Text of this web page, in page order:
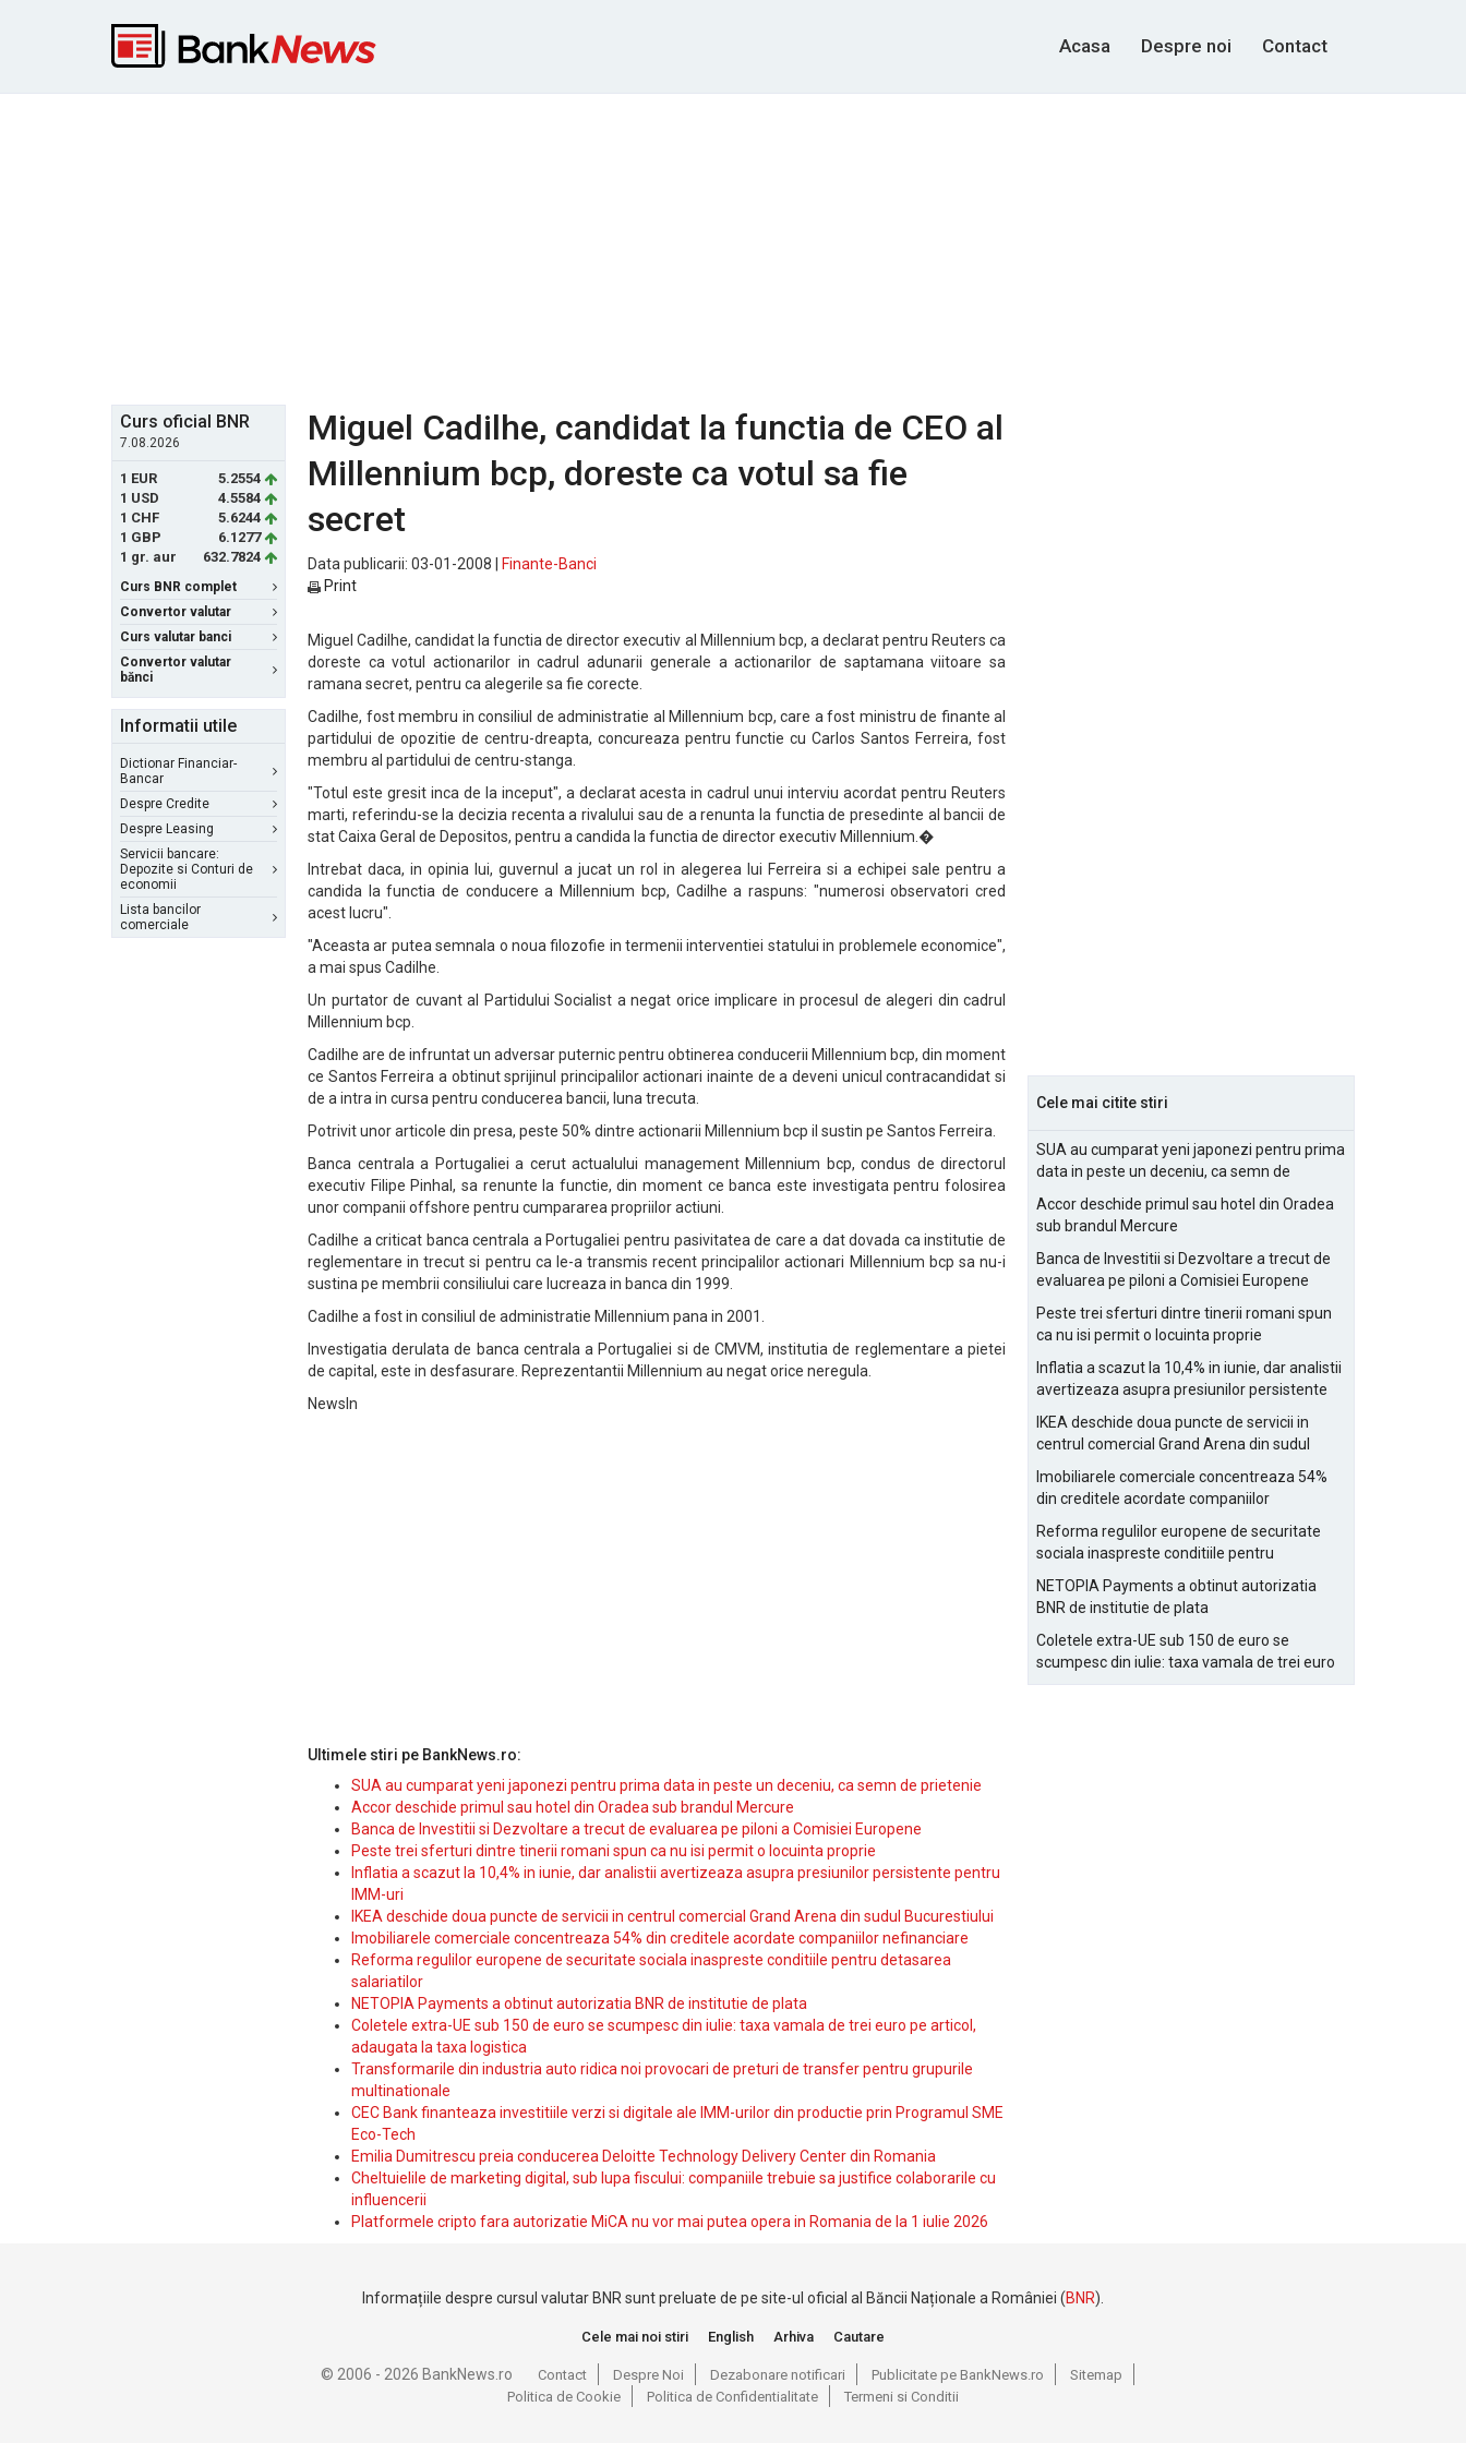
Acasa Despre noi Contact
Curs oficial BNR
7.08.2026
1 EUR
5.2554
1 USD
4.5584
1 CHF
5.6244
1 GBP
6.1277
1 gr. aur
632.7824
Curs BNR complet
Convertor valutar
Curs valutar banci
Convertor valutar
bănci
Informatii utile
Dictionar Financiar-
Bancar
Despre Credite
Despre Leasing
Servicii bancare:
Depozite si Conturi de
economii
Lista bancilor
comerciale
Miguel Cadilhe, candidat la functia de CEO al
Millennium bcp, doreste ca votul sa fie
secret
Data publicarii: 03-01-2008 |
Finante-Banci
Print
Miguel Cadilhe, candidat la functia de director executiv al Millennium bcp, a declarat pentru Reuters ca
doreste ca votul actionarilor in cadrul adunarii generale a actionarilor de saptamana viitoare sa
ramana secret, pentru ca alegerile sa fie corecte.
Cadilhe, fost membru in consiliul de administratie al Millennium bcp, care a fost ministru de finante al
partidului de opozitie de centru-dreapta, concureaza pentru functie cu Carlos Santos Ferreira, fost
membru al partidului de centru-stanga.
"Totul este gresit inca de la inceput", a declarat acesta in cadrul unui interviu acordat pentru Reuters
marti, referindu-se la decizia recenta a rivalului sau de a renunta la functia de presedinte al bancii de
stat Caixa Geral de Depositos, pentru a candida la functia de director executiv Millennium.�
Intrebat daca, in opinia lui, guvernul a jucat un rol in alegerea lui Ferreira si a echipei sale pentru a
candida la functia de conducere a Millennium bcp, Cadilhe a raspuns: "numerosi observatori cred
acest lucru".
"Aceasta ar putea semnala o noua filozofie in termenii interventiei statului in problemele economice",
a mai spus Cadilhe.
Un purtator de cuvant al Partidului Socialist a negat orice implicare in procesul de alegeri din cadrul
Millennium bcp.
Cadilhe are de infruntat un adversar puternic pentru obtinerea conducerii Millennium bcp, din moment
ce Santos Ferreira a obtinut sprijinul principalilor actionari inainte de a deveni unicul contracandidat si
de a intra in cursa pentru conducerea bancii, luna trecuta.
Potrivit unor articole din presa, peste 50% dintre actionarii Millennium bcp il sustin pe Santos Ferreira.
Banca centrala a Portugaliei a cerut actualului management Millennium bcp, condus de directorul
executiv Filipe Pinhal, sa renunte la functie, din moment ce banca este investigata pentru folosirea
unor companii offshore pentru cumpararea propriilor actiuni.
Cadilhe a criticat banca centrala a Portugaliei pentru pasivitatea de care a dat dovada ca institutie de
reglementare in trecut si pentru ca le-a transmis recent principalilor actionari Millennium bcp sa nu-i
sustina pe membrii consiliului care lucreaza in banca din 1999.
Cadilhe a fost in consiliul de administratie Millennium pana in 2001.
Investigatia derulata de banca centrala a Portugaliei si de CMVM, institutia de reglementare a pietei
de capital, este in desfasurare. Reprezentantii Millennium au negat orice neregula.
NewsIn
Ultimele stiri pe BankNews.ro:
SUA au cumparat yeni japonezi pentru prima data in peste un deceniu, ca semn de prietenie
Accor deschide primul sau hotel din Oradea sub brandul Mercure
Banca de Investitii si Dezvoltare a trecut de evaluarea pe piloni a Comisiei Europene
Peste trei sferturi dintre tinerii romani spun ca nu isi permit o locuinta proprie
Inflatia a scazut la 10,4% in iunie, dar analistii avertizeaza asupra presiunilor persistente pentru
IMM-uri
IKEA deschide doua puncte de servicii in centrul comercial Grand Arena din sudul Bucurestiului
Imobiliarele comerciale concentreaza 54% din creditele acordate companiilor nefinanciare
Reforma regulilor europene de securitate sociala inaspreste conditiile pentru detasarea
salariatilor
NETOPIA Payments a obtinut autorizatia BNR de institutie de plata
Coletele extra-UE sub 150 de euro se scumpesc din iulie: taxa vamala de trei euro pe articol,
adaugata la taxa logistica
Transformarile din industria auto ridica noi provocari de preturi de transfer pentru grupurile
multinationale
CEC Bank finanteaza investitiile verzi si digitale ale IMM-urilor din productie prin Programul SME
Eco-Tech
Emilia Dumitrescu preia conducerea Deloitte Technology Delivery Center din Romania
Cheltuielile de marketing digital, sub lupa fiscului: companiile trebuie sa justifice colaborarile cu
influencerii
Platformele cripto fara autorizatie MiCA nu vor mai putea opera in Romania de la 1 iulie 2026
Cele mai citite stiri
SUA au cumparat yeni japonezi pentru prima
data in peste un deceniu, ca semn de
Accor deschide primul sau hotel din Oradea
sub brandul Mercure
Banca de Investitii si Dezvoltare a trecut de
evaluarea pe piloni a Comisiei Europene
Peste trei sferturi dintre tinerii romani spun
ca nu isi permit o locuinta proprie
Inflatia a scazut la 10,4% in iunie, dar analistii
avertizeaza asupra presiunilor persistente
IKEA deschide doua puncte de servicii in
centrul comercial Grand Arena din sudul
Imobiliarele comerciale concentreaza 54%
din creditele acordate companiilor
Reforma regulilor europene de securitate
sociala inaspreste conditiile pentru
NETOPIA Payments a obtinut autorizatia
BNR de institutie de plata
Coletele extra-UE sub 150 de euro se
scumpesc din iulie: taxa vamala de trei euro
pe articol, adaugata la taxa logistica
Informațiile despre cursul valutar BNR sunt preluate de pe site-ul oficial al Băncii Naționale a României (BNR).
Cele mai noi stiri English Arhiva Cautare
© 2006 - 2026 BankNews.ro Contact Despre Noi Dezabonare notificari Publicitate pe BankNews.ro
Sitemap
Politica de Cookie
Politica de Confidentialitate Termeni si Conditii